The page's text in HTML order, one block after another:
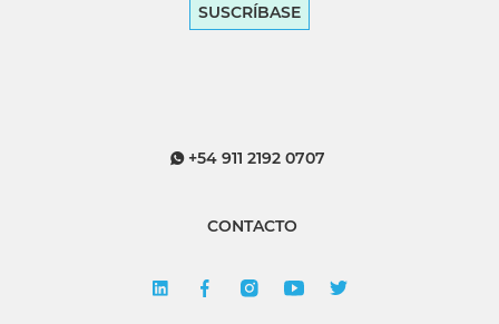
SUSCRÍBASE
+54 911 2192 0707
CONTACTO